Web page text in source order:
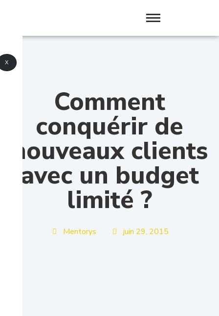
X
Comment
conquérir de
nouveaux clients
avec un budget
limité ?
Mentorys juin 29, 2015